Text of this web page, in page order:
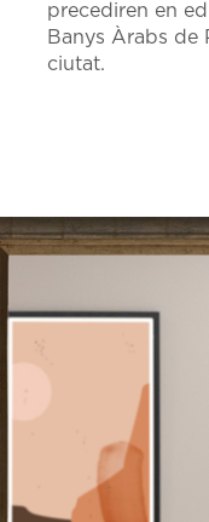
precediren en
Banys Àrabs de
ciutat.